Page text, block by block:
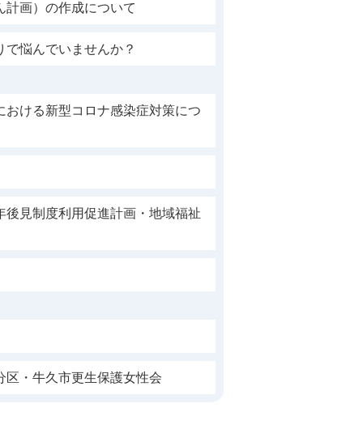
計画）の作成について
悩んでいませんか？
おける新型コロナ感染症対策につ
後見制度利用促進計画・地域福祉
区・牛久市更生保護女性会